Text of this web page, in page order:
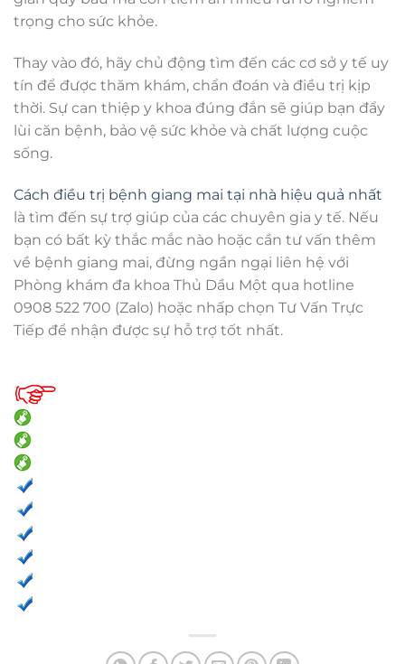
trọng cho sức khỏe.
Thay vào đó, hãy chủ động tìm đến các cơ sở y tế uy
tín để được thăm khám, chẩn đoán và điều trị kịp
thời. Sự can thiệp y khoa đúng đắn sẽ giúp bạn đẩy
lùi căn bệnh, bảo vệ sức khỏe và chất lượng cuộc
sống.
Cách điều trị bệnh giang mai tại nhà hiệu quả nhất
là tìm đến sự trợ giúp của các chuyên gia y tế. Nếu
bạn có bất kỳ thắc mắc nào hoặc cần tư vấn thêm
về bệnh giang mai, đừng ngần ngại liên hệ với
Phòng khám đa khoa Thủ Dầu Một qua hotline
0908 522 700 (Zalo) hoặc nhấp chọn Tư Vấn Trực
Tiếp để nhận được sự hỗ trợ tốt nhất.